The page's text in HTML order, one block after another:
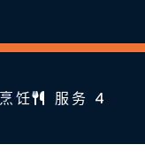
饪 服务 4